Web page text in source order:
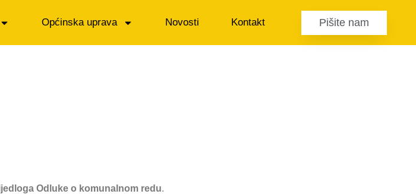
Općinska uprava Novosti Kontakt Pišite nam
Odluke o komunalnom redu.